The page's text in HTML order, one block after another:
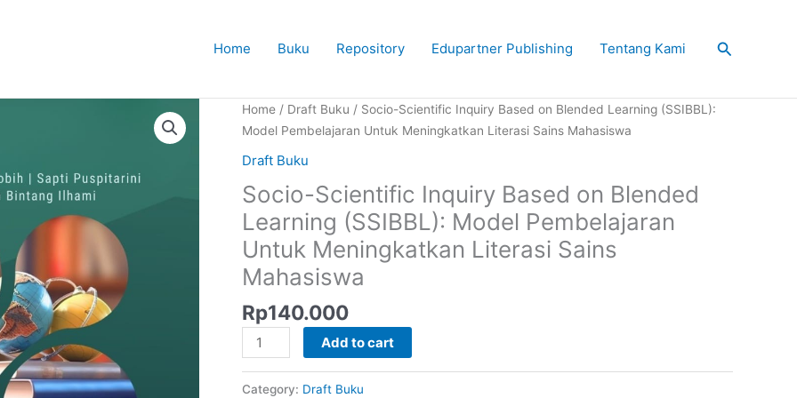
Home Buku Repository Edupartner Publishing Tentang Kami Search
Home / Draft Buku / Socio-Scientific Inquiry Based on Blended Learning (SSIBBL):
Model Pembelajaran Untuk Meningkatkan Literasi Sains Mahasiswa
Draft Buku
Socio-Scientific Inquiry Based on Blended
Learning (SSIBBL): Model Pembelajaran
Untuk Meningkatkan Literasi Sains
Mahasiswa
Rp140.000
Socio-
Scientific
Add to cart
Category: Draft Buku